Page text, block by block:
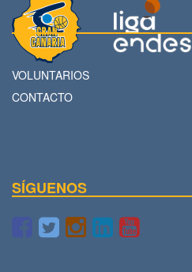
VOLUNTARIOS
CONTACTO
SÍGUENOS